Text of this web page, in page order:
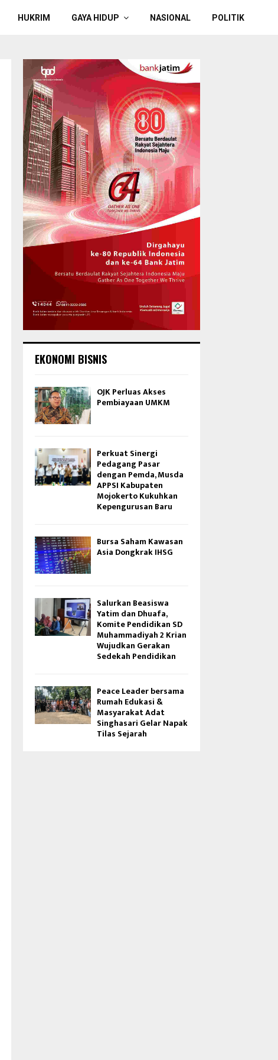
HUKRIM GAYA HIDUP NASIONAL POLITIK
EKONOMI BISNIS
OJK Perluas Akses
Pembiayaan UMKM
Perkuat Sinergi
Pedagang Pasar
dengan Pemda, Musda
APPSI Kabupaten
Mojokerto Kukuhkan
Kepengurusan Baru
Bursa Saham Kawasan
Asia Dongkrak IHSG
Salurkan Beasiswa
Yatim dan Dhuafa,
Komite Pendidikan SD
Muhammadiyah 2 Krian
Wujudkan Gerakan
Sedekah Pendidikan
Peace Leader bersama
Rumah Edukasi &
Masyarakat Adat
Singhasari Gelar Napak
Tilas Sejarah